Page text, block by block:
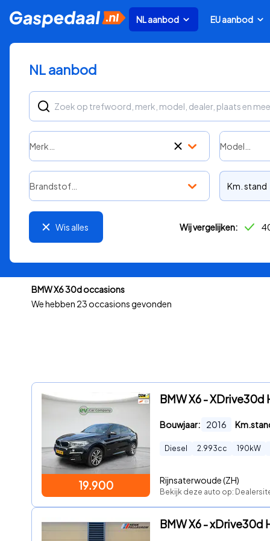
NL aanbod EU aanbod
NL aanbod
Merk… Model…
Brandstof… Km. stand
Wis alles Wij vergelijken:
BMW X6 30d occasions
We hebben 23 occasions gevonden
19.900
BMW X6 -
Bouwjaar: 2016
Diesel 2.993cc 190 kW
Rijnsaterwoude (ZH)
Bekijk deze auto op:
BMW X6 -